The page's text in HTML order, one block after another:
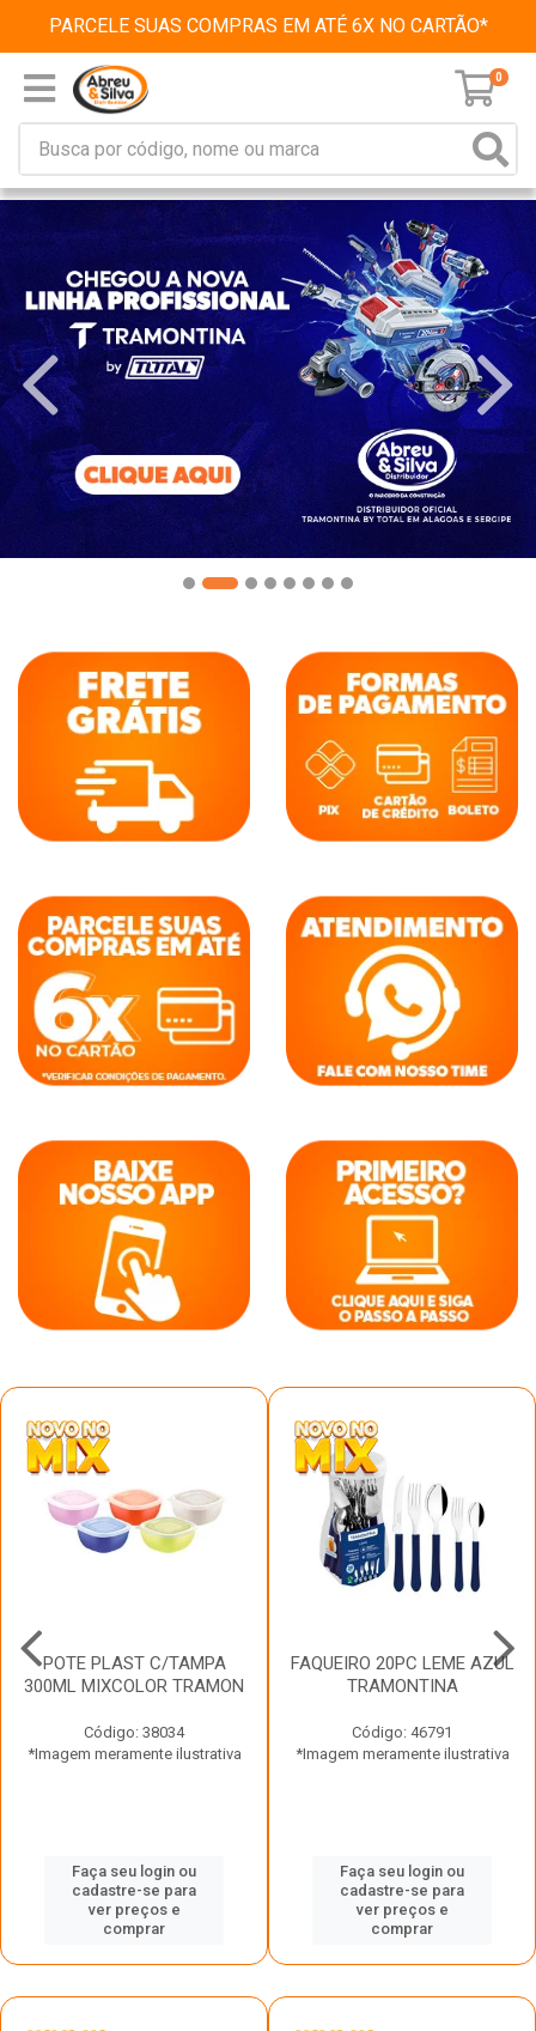
PARCELE SUAS COMPRAS EM ATÉ 6X NO CARTÃO*
0
POTE PLAST C/TAMPA
300ML MIXCOLOR TRAMON
Código: 38034
*Imagem meramente ilustrativa
Faça seu login ou
cadastre-se para
ver preços e
comprar
FAQUEIRO 20PC LEME AZUL
TRAMONTINA
Código: 46791
*Imagem meramente ilustrativa
Faça seu login ou
cadastre-se para
ver preços e
comprar